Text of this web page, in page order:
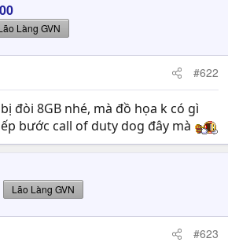
Làng GVN
#622
đòi 8GB nhé, mà đồ họa k có gì
bước call of duty dog đây mà
Lão Làng GVN
#623